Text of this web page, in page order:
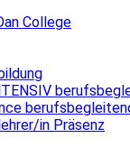
College
in Präsenz